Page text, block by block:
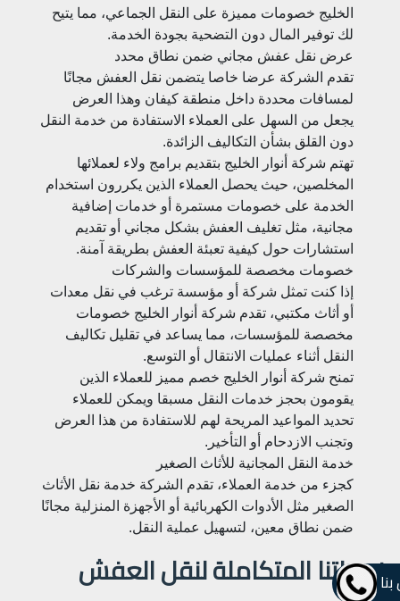
الخليج خصومات مميزة على النقل الجماعي، مما يتيح
لك توفير المال دون التضحية بجودة الخدمة.
عرض نقل عفش مجاني ضمن نطاق محدد
تقدم الشركة عرضا خاصا يتضمن نقل العفش مجانًا
لمسافات محددة داخل منطقة كيفان وهذا العرض
يجعل من السهل على العملاء الاستفادة من خدمة النقل
دون القلق بشأن التكاليف الزائدة.
تهتم شركة أنوار الخليج بتقديم برامج ولاء لعملائها
المخلصين، حيث يحصل العملاء الذين يكررون استخدام
الخدمة على خصومات مستمرة أو خدمات إضافية
مجانية، مثل تغليف العفش بشكل مجاني أو تقديم
استشارات حول كيفية تعبئة العفش بطريقة آمنة.
خصومات مخصصة للمؤسسات والشركات
إذا كنت تمثل شركة أو مؤسسة ترغب في نقل معدات
أو أثاث مكتبي، تقدم شركة أنوار الخليج خصومات
مخصصة للمؤسسات، مما يساعد في تقليل تكاليف
النقل أثناء عمليات الانتقال أو التوسع.
تمنح شركة أنوار الخليج خصم مميز للعملاء الذين
يقومون بحجز خدمات النقل مسبقا ويمكن للعملاء
تحديد المواعيد المريحة لهم للاستفادة من هذا العرض
وتجنب الازدحام أو التأخير.
خدمة النقل المجانية للأثاث الصغير
كجزء من خدمة العملاء، تقدم الشركة خدمة نقل الأثاث
الصغير مثل الأدوات الكهربائية أو الأجهزة المنزلية مجانًا
ضمن نطاق معين، لتسهيل عملية النقل.
خدماتنا المتكاملة لنقل العفش